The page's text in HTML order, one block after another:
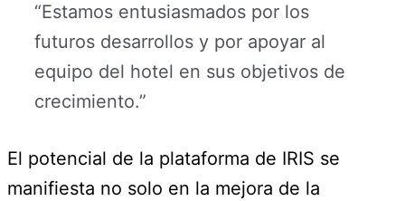
“Estamos entusiasmados por los
futuros desarrollos y por apoyar al
equipo del hotel en sus objetivos de
crecimiento.”
El potencial de la plataforma de IRIS se
manifiesta no solo en la mejora de la